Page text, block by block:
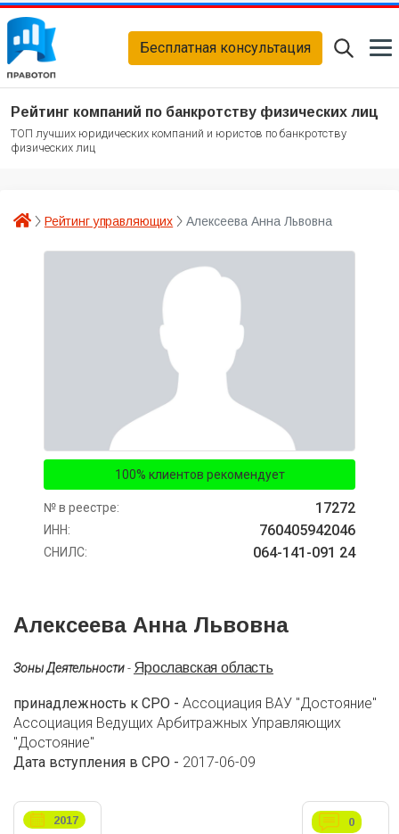
Бесплатная консультация
Рейтинг компаний по банкротству физических лиц
ТОП лучших юридических компаний и юристов по банкротству
физических лиц
Рейтинг управляющих Алексеева Анна Львовна
100% клиентов рекомендует
№ в реестре: 17272
ИНН: 760405942046
СНИЛС: 064-141-091 24
Алексеева Анна Львовна
Зоны Деятельности- Ярославская область
принадлежность к СРО - Ассоциация ВАУ "Достояние"
Ассоциация Ведущих Арбитражных Управляющих
"Достояние"
Дата вступления в СРО - 2017-06-09
2017 0